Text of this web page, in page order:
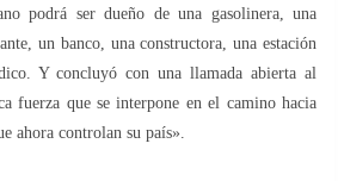
podrá ser dueño de una gasolinera, una
un banco, una constructora, una estación
Y concluyó con una llamada abierta al
fuerza que se interpone en el camino hacia
ahora controlan su país».